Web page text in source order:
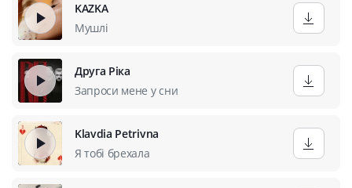
KAZKA
Мушлі
Друга Ріка
Запроси мене у сни
Klavdia Petrivna
Я тобі брехала